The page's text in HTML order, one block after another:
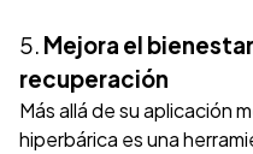
5. Mejora el
recuperación
Más allá de su aplicación
hiperbárica es una